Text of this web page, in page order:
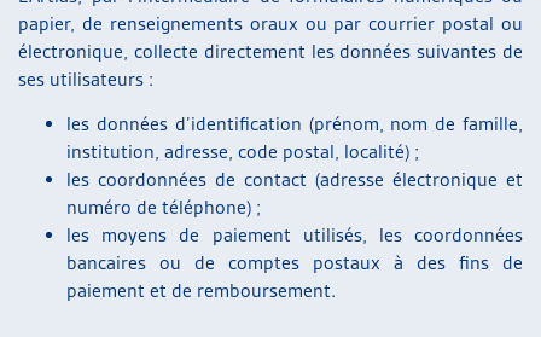
papier, de renseignements oraux ou par courrier postal ou
électronique, collecte directement les données suivantes de
ses utilisateurs :
les données d’identification (prénom, nom de famille,
institution, adresse, code postal, localité) ;
les coordonnées de contact (adresse électronique et
numéro de téléphone) ;
les moyens de paiement utilisés, les coordonnées
bancaires ou de comptes postaux à des fins de
paiement et de remboursement.